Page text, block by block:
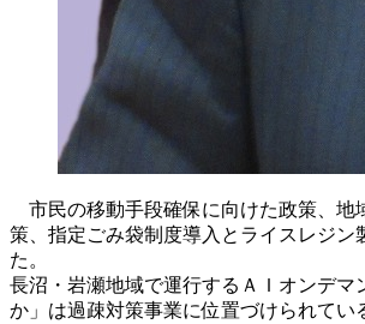
市民の移動手段確保に向けた政策、地
策、指定ごみ袋制度導入とライスレジン
た。
長沼・岩瀬地域で運行するＡＩオンデマ
か」は過疎対策事業に位置づけられてい